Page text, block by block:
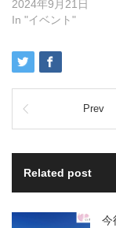
2024年9月21日
In "イベント"
Prev
Related post
今